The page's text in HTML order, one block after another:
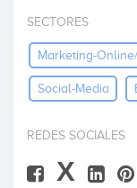
Invertir
SECTORES
Marketing-
Social-Media
REDES SOCIALES
X